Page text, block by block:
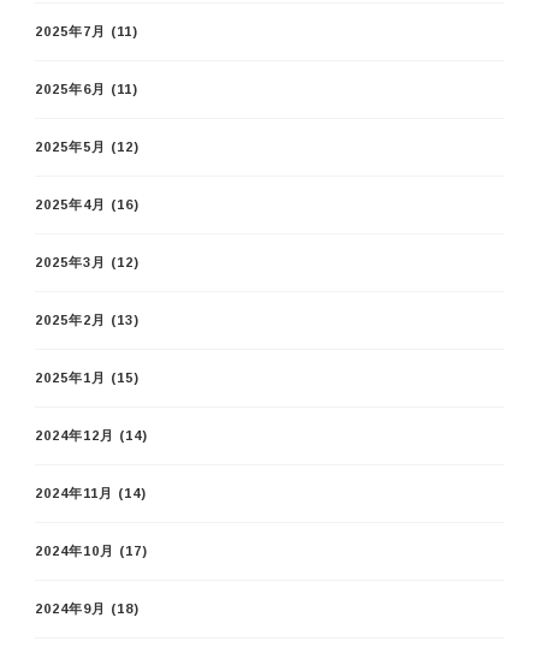
2025年7月 (11)
2025年6月 (11)
2025年5月 (12)
2025年4月 (16)
2025年3月 (12)
2025年2月 (13)
2025年1月 (15)
2024年12月 (14)
2024年11月 (14)
2024年10月 (17)
2024年9月 (18)